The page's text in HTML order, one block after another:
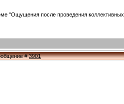
"Ощущения после проведения коллективных
#3901